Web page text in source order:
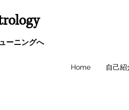
ーニングへ
Home 自己紹